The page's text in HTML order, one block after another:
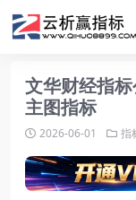
文华财经指
主图指标
2026-06-01 指